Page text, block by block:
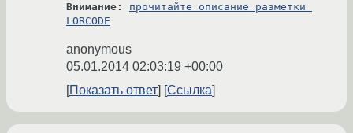
Внимание:
прочитайте описание разметки
LORCODE
anonymous
05.01.2014 02:03:19 +00:00
Показать ответ
Ссылка